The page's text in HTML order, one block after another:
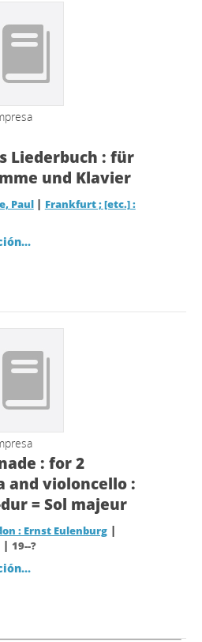
Liederbuch : für
und Klavier
Paul | Frankfurt ; [etc.] :
: for 2
and violoncello :
= Sol majeur
: Ernst Eulenburg|
| 19--?